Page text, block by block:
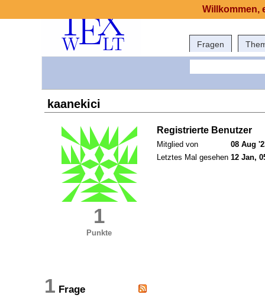
Fragen
kaanekici
1
Punkte
Registrierte Benutzer
Mitglied von
08 Aug
Letztes Mal gesehen 12 Jan,
1 Frage
Willkommen,